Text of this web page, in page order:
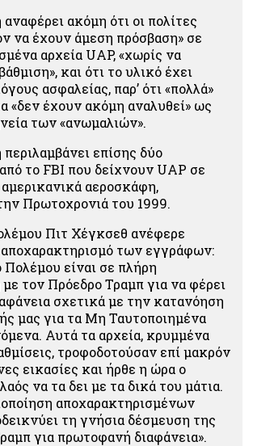
ακόμη ότι οι πολίτες
να έχουν άμεση πρόσβαση» σε
αρχεία UAP, «χωρίς να
και ότι το υλικό έχει
ασφαλείας, παρ’ ότι «πολλά»
«δεν έχουν ακόμη αναλυθεί» ως
των «ανωμαλιών».
επίσης δύο
το FBI που δείχνουν UAP σε
αεροσκάφη,
Πρωτοχρονιά του 1999.
Πιτ Χέγκσεθ ανέφερε
αποχαρακτηρισμό των εγγράφων:
Πολέμου είναι σε πλήρη
τον Πρόεδρο Τραμπ για να φέρει
σχετικά με την κατανόηση
μας για τα Μη Ταυτοποιημένα
Αυτά τα αρχεία, κρυμμένα
τροφοδοτούσαν επί μακρόν
εικασίες και ήρθε η ώρα ο
να τα δει με τα δικά του μάτια.
αποχαρακτηρισμένων
τη γνήσια δέσμευση της
για πρωτοφανή διαφάνεια».